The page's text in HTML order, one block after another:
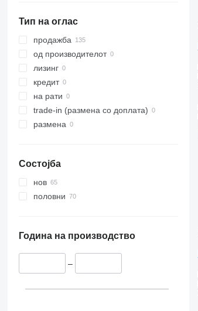
Тип на оглас
продажба
од производителот
лизинг
кредит
на рати
trade-in (размена со доплата)
размена
Состојба
нов
половни
Година на производство
–